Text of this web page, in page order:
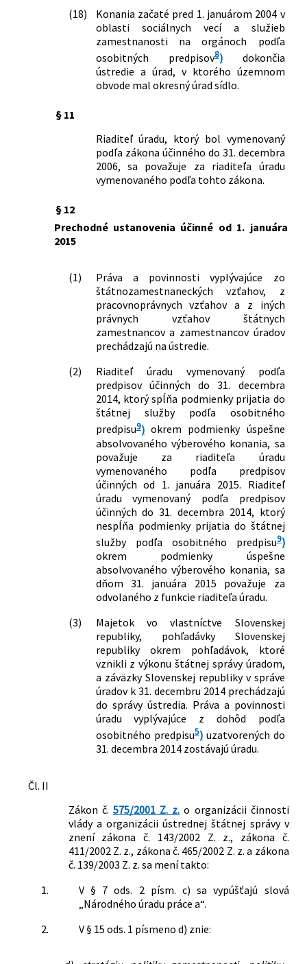
(18)
Konania začaté pred 1. januárom 2004 v
oblasti sociálnych vecí a služieb
zamestnanosti na orgánoch podľa
osobitných predpisov8)dokončia
ústredie a úrad, v ktorého územnom
obvode mal okresný úrad sídlo.
§ 11
Riaditeľ úradu, ktorý bol vymenovaný
podľa zákona účinného do 31. decembra
2006, sa považuje za riaditeľa úradu
vymenovaného podľa tohto zákona.
§ 12
Prechodné ustanovenia účinné od 1. januára
2015
(1)
Práva a povinnosti vyplývajúce zo
štátnozamestnaneckých vzťahov, z
pracovnoprávnych vzťahov a z iných
právnych vzťahov štátnych
zamestnancov a zamestnancov úradov
prechádzajú na ústredie.
(2)
Riaditeľ úradu vymenovaný podľa
predpisov účinných do 31. decembra
2014, ktorý spĺňa podmienky prijatia do
štátnej služby podľa osobitného
predpisu9)okrem podmienky úspešne
absolvovaného výberového konania, sa
považuje za riaditeľa úradu
vymenovaného podľa predpisov
účinných od 1. januára 2015. Riaditeľ
úradu vymenovaný podľa predpisov
účinných do 31. decembra 2014, ktorý
nespĺňa podmienky prijatia do štátnej
služby podľa osobitného predpisu9)
okrem podmienky úspešne
absolvovaného výberového konania, sa
dňom 31. januára 2015 považuje za
odvolaného z funkcie riaditeľa úradu.
(3)
Majetok vo vlastníctve Slovenskej
republiky, pohľadávky Slovenskej
republiky okrem pohľadávok, ktoré
vznikli z výkonu štátnej správy úradom,
a záväzky Slovenskej republiky v správe
úradov k 31. decembru 2014 prechádzajú
do správy ústredia. Práva a povinnosti
úradu vyplývajúce z dohôd podľa
osobitného predpisu5)uzatvorených do
31. decembra 2014 zostávajú úradu.
Čl. II
Zákon č. 575/2001 Z. z. o organizácii činnosti
vlády a organizácii ústrednej štátnej správy v
znení zákona č. 143/2002 Z. z., zákona č.
411/2002 Z. z., zákona č. 465/2002 Z. z. a zákona
č. 139/2003 Z. z. sa mení takto:
1.
V § 7 ods. 2 písm. c) sa vypúšťajú slová
„Národného úradu práce a“.
2.
V § 15 ods. 1 písmeno d) znie: